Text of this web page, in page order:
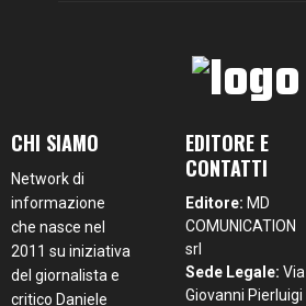
CHI SIAMO
Network di
informazione
che nasce nel
2011 su iniziativa
del giornalista e
critico Daniele
EDITORE E
CONTATTI
Editore: MD
COMUNICATION
srl
Sede Legale: Via
Giovanni Pierluigi